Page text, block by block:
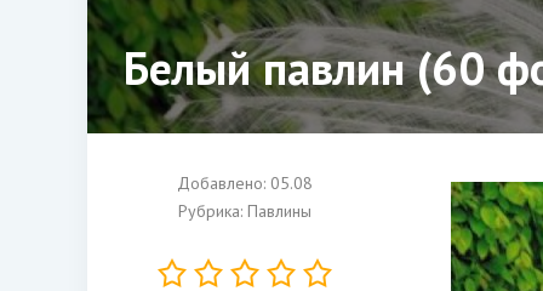
Белый павлин (60
Добавлено: 05.08
Рубрика: Павлины